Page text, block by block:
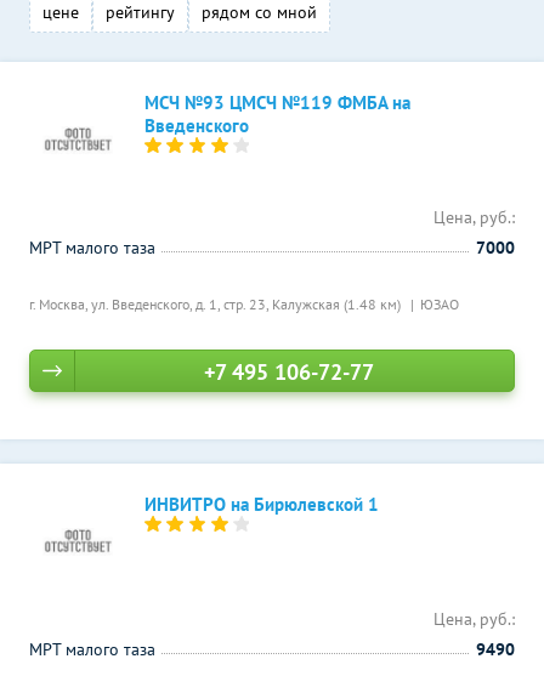
цене рейтингу рядом со мной
МСЧ №93 ЦМСЧ №119 ФМБА на
Введенского
г. Москва, ул. Введенского, д. 1, стр. 23, Калужская (1.48 км) ЮЗАО
Цена, руб.:
МРТ малого таза
7000
+7 495 106-72-77
ИНВИТРО на Бирюлевской 1
Цена, руб.:
МРТ малого таза
9490